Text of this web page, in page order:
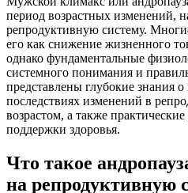
период возрастных изменений,
репродуктивную систему.
его как снижение жизненного
однако фундаментальные
системного понимания и
представлены глубокие знания
последствиях изменений в
возрастом, а также
поддержки здоровья.
Что такое
на репродуктивную